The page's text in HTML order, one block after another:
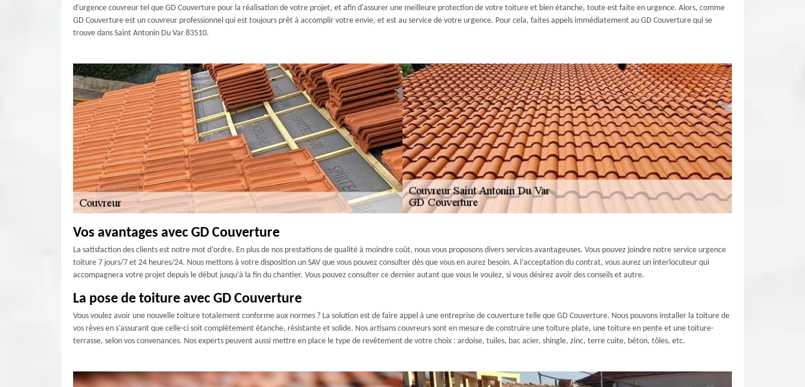
d'urgence couvreur tel que GD Couverture pour la réalisation de votre projet, et afin d'assurer une meilleure protection de votre toiture et bien étanche, toute est faite en urgence. Alors, comme
GD Couverture est un couvreur professionnel qui est toujours prêt à accomplir votre envie, et est au service de votre urgence. Pour cela, faites appels immédiatement au GD Couverture qui se
trouve dans Saint Antonin Du Var 83510.
Vos avantages avec GD Couverture
La satisfaction des clients est notre mot d’ordre. En plus de nos prestations de qualité à moindre coût, nous vous proposons divers services avantageuses. Vous pouvez joindre notre service urgence
toiture 7 jours/7 et 24 heures/24. Nous mettons à votre disposition un SAV que vous pouvez consulter dès que vous en aurez besoin. A l’acceptation du contrat, vous aurez un interlocuteur qui
accompagnera votre projet depuis le début jusqu’à la fin du chantier. Vous pouvez consulter ce dernier autant que vous le voulez, si vous désirez avoir des conseils et autre.
La pose de toiture avec GD Couverture
Vous voulez avoir une nouvelle toiture totalement conforme aux normes ? La solution est de faire appel à une entreprise de couverture telle que GD Couverture. Nous pouvons installer la toiture de
vos rêves en s’assurant que celle-ci soit complètement étanche, résistante et solide. Nos artisans couvreurs sont en mesure de construire une toiture plate, une toiture en pente et une toiture-
terrasse, selon vos convenances. Nos experts peuvent aussi mettre en place le type de revêtement de votre choix : ardoise, tuiles, bac acier, shingle, zinc, terre cuite, béton, tôles, etc.